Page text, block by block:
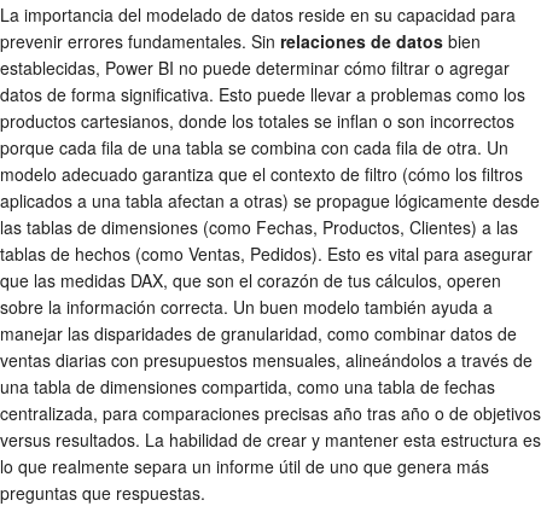
La importancia del modelado de datos reside en su capacidad para
prevenir errores fundamentales. Sin relaciones de datos bien
establecidas, Power BI no puede determinar cómo filtrar o agregar
datos de forma significativa. Esto puede llevar a problemas como los
productos cartesianos, donde los totales se inflan o son incorrectos
porque cada fila de una tabla se combina con cada fila de otra. Un
modelo adecuado garantiza que el contexto de filtro (cómo los filtros
aplicados a una tabla afectan a otras) se propague lógicamente desde
las tablas de dimensiones (como Fechas, Productos, Clientes) a las
tablas de hechos (como Ventas, Pedidos). Esto es vital para asegurar
que las medidas DAX, que son el corazón de tus cálculos, operen
sobre la información correcta. Un buen modelo también ayuda a
manejar las disparidades de granularidad, como combinar datos de
ventas diarias con presupuestos mensuales, alineándolos a través de
una tabla de dimensiones compartida, como una tabla de fechas
centralizada, para comparaciones precisas año tras año o de objetivos
versus resultados. La habilidad de crear y mantener esta estructura es
lo que realmente separa un informe útil de uno que genera más
preguntas que respuestas.